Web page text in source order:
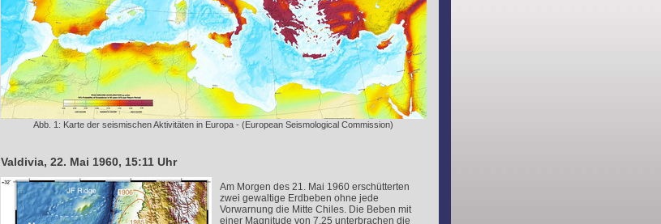
Abb. 1: Karte der seismischen Aktivitäten in Europa - (European Seismological Commission)
Valdivia, 22. Mai 1960, 15:11 Uhr
Am Morgen des 21. Mai 1960 erschütterten
zwei gewaltige Erdbeben ohne jede
Vorwarnung die Mitte Chiles. Die Beben mit
einer Magnitude von 7,25 unterbrachen die